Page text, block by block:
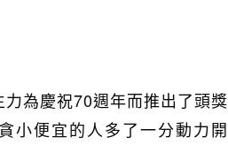
為慶祝70週年而推出了頭獎
小便宜的人多了一分動力開